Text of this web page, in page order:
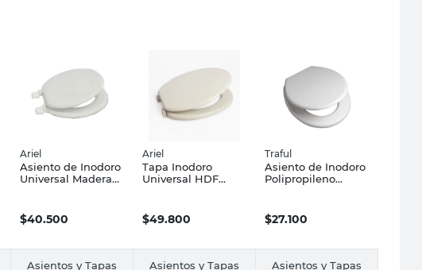
Ariel
Asiento de Inodoro
Universal Madera
$40.500
Ariel
Tapa Inodoro
Universal HDF
Blanco 223-P Ariel
$49.800
Traful
Asiento de Inodoro
Polipropileno
Traful
$27.100
Asientos y Tapas
Asientos y Tapas
Asientos y Tapas